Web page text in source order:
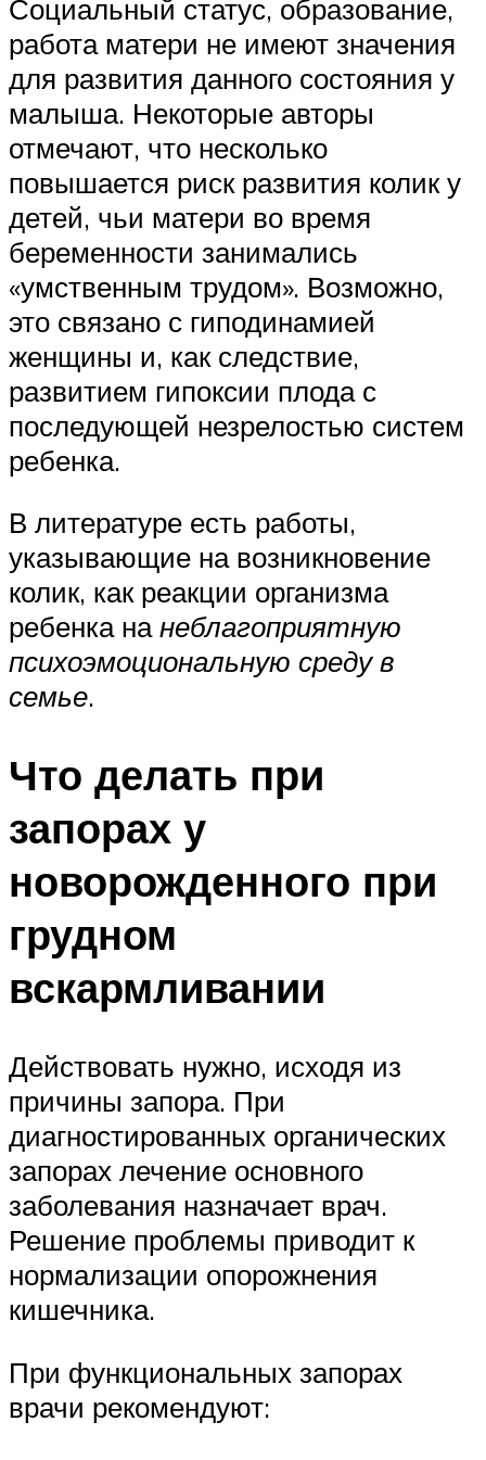
Социальный статус, образование,
работа матери не имеют значения
для развития данного состояния у
малыша. Некоторые авторы
отмечают, что несколько
повышается риск развития колик у
детей, чьи матери во время
беременности занимались
«умственным трудом». Возможно,
это связано с гиподинамией
женщины и, как следствие,
развитием гипоксии плода с
последующей незрелостью систем
ребенка.
В литературе есть работы,
указывающие на возникновение
колик, как реакции организма
ребенка нанеблагоприятную
психоэмоциональную среду в
семье.
Что делать при
запорах у
новорожденного при
грудном
вскармливании
Действовать нужно, исходя из
причины запора. При
диагностированных органических
запорах лечение основного
заболевания назначает врач.
Решение проблемы приводит к
нормализации опорожнения
кишечника.
При функциональных запорах
врачи рекомендуют: